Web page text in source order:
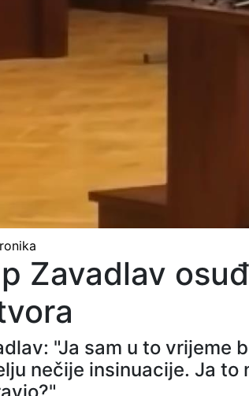
Zavadlav
"Ja sam u to vrijeme
nečije insinuacije. Ja to